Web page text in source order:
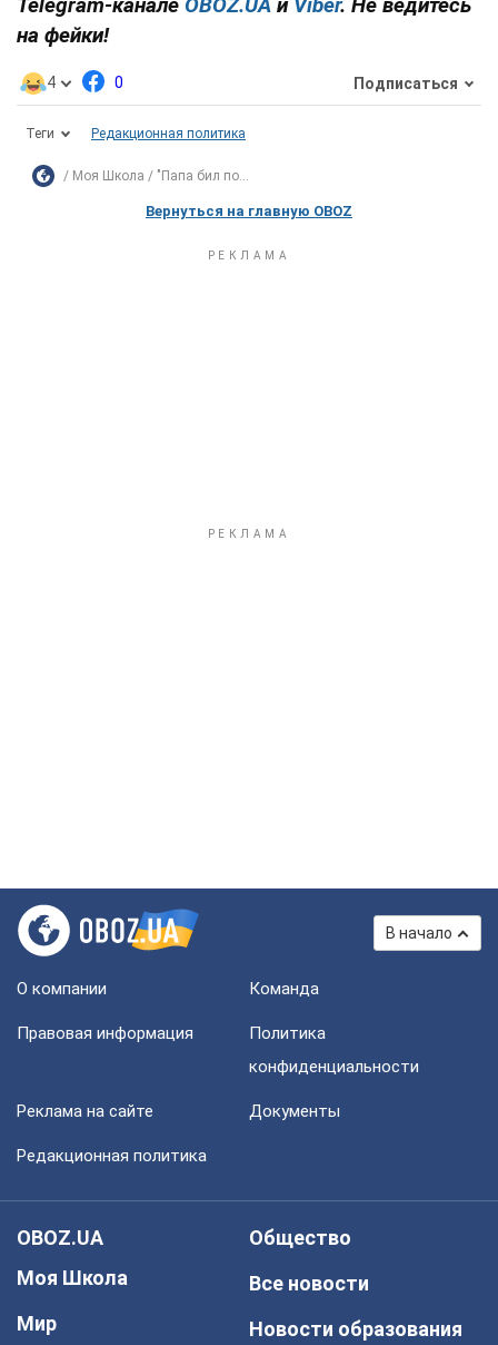
Telegram-канале OBOZ.UA и Viber. Не ведитесь
на фейки!
4 0 Подписаться
Теги Редакционная политика
Моя Школа "Папа бил по...
Вернуться на главную OBOZ
В начало
О компании Команда
Правовая информация
Политика
конфиденциальности
Реклама на сайте Документы
Редакционная политика
OBOZ.UA
Моя Школа
Мир
Общество
Все новости
Новости образования